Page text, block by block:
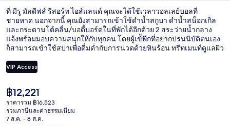
แลนด์
ที่ มีรู มัลดีฟส์ รีสอร์ท ไอส์แลนด์ คุณจะได้ใช้เวลาวอลเลย์บอลที่
ชายหาด นอกจากนี้ คุณยังสามารถเข้าใช้ดำน้ำสกูบา ดำน้ำสน็อกเกิล
และกระดานโต้คลื่น/บอดี้บอร์ดในที่พักได้อีกด้วย 2 สระว่ายน้ำกลาง
แจ้งพร้อมมอบความสนุกให้กับทุกคน โดยผู้เข้ัพีกที่อยากปรนนิบัติตนเอง
ก็สามารถเข้าใช้สปาเพื่อดื่มด่ำกับการนวดด้วยหินร้อน ทรีทเมนท์ดูแลผิว
มีวิวสวน และให้บริการอาหารเช้า อาหารกลางวัน และอาหารเย็น
ไฮไลท์เพิ่มเติมในรีสอร์ตสุดหรูแห่งนี้ ได้แก่ 4 บาร์ริมหาด สนามกอล์ฟ
VIP Access
ราคา
ปัจจุบัน
฿12,221
฿12,221
ราคารวม ฿16,523
รวมภาษีและค่าธรรมเนียม
7 ส.ค. - 8 ส.ค.